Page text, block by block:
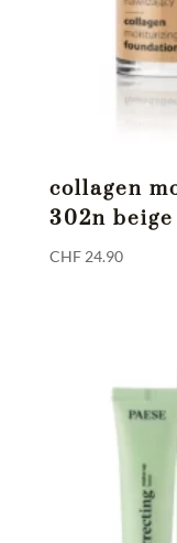
collagen
302n
CHF24.90